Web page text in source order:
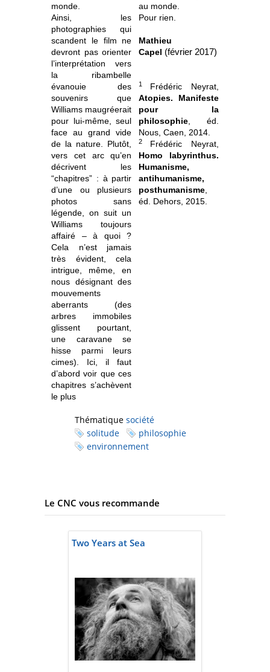
monde.
Ainsi, les
photographies qui
scandent le film ne
devront pas orienter
l’interprétation vers
la ribambelle
évanouie des
souvenirs que
Williams maugréerait
pour lui-même, seul
face au grand vide
de la nature. Plutôt,
vers cet arc qu’en
décrivent les
“chapitres” : à partir
d’une ou plusieurs
photos sans
légende, on suit un
Williams toujours
affairé – à quoi ?
Cela n’est jamais
très évident, cela
intrigue, même, en
nous désignant des
mouvements
aberrants (des
arbres immobiles
glissent pourtant,
une caravane se
hisse parmi leurs
cimes). Ici, il faut
d’abord voir que ces
chapitres s’achèvent
le plus
au monde.
Pour rien.
Mathieu
Capel (février 2017)
1 Frédéric Neyrat,
Atopies. Manifeste
pour la
philosophie, éd.
Nous, Caen, 2014.
2 Frédéric Neyrat,
Homo labyrinthus.
Humanisme,
antihumanisme,
posthumanisme,
éd. Dehors, 2015.
Thématique société
solitude
philosophie
environnement
Le CNC vous recommande
Two Years at Sea